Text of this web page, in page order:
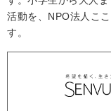
活動を、NPO法人こ
す。